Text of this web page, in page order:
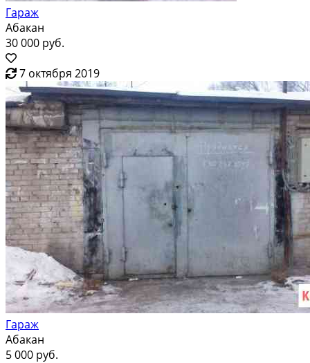
Гараж
Абакан
30 000 руб.
7 октября 2019
Гараж
Абакан
5 000 руб.